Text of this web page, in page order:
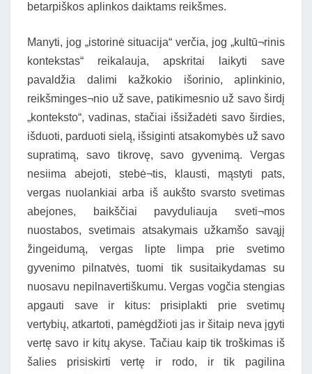
betarpiškos aplinkos daiktams reikšmes.
Manyti, jog „istorinė situacija“ verčia, jog „kultū¬rinis
kontekstas“ reikalauja, apskritai laikyti save
pavaldžia dalimi kažkokio išorinio, aplinkinio,
reikšminges¬nio už save, patikimesnio už savo širdį
„konteksto“, vadinas, stačiai išsižadėti savo širdies,
išduoti, parduoti sielą, išsiginti atsakomybės už savo
supratimą, savo tikrovę, savo gyvenimą. Vergas
nesiima abejoti, stebė¬tis, klausti, mąstyti pats,
vergas nuolankiai arba iš aukšto svarsto svetimas
abejones, baikščiai pavyduliauja sveti¬mos
nuostabos, svetimais atsakymais užkamšo savąjį
žingeidumą, vergas lipte limpa prie svetimo
gyvenimo pilnatvės, tuomi tik susitaikydamas su
nuosavu nepilnavertiškumu. Vergas vogčia stengias
apgauti save ir kitus: prisiplakti prie svetimų
vertybių, atkartoti, pamėgdžioti jas ir šitaip neva įgyti
vertę savo ir kitų akyse. Tačiau kaip tik troškimas iš
šalies prisiskirti vertę ir rodo, ir tik pagilina